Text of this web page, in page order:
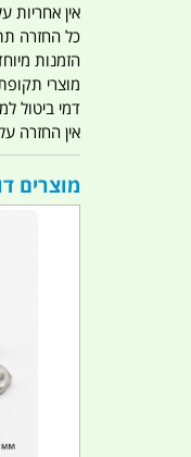
אין אחריות
כל החזרה
הזמנות
מוצרי
דמי ביטול למוצר
אין החזרה
מוצרים